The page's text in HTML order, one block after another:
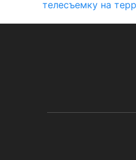
телесъемку на